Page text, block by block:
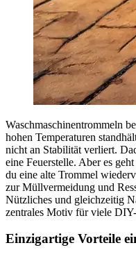
Waschmaschinentrommeln
hohen Temperaturen
nicht an Stabilität verliert.
eine Feuerstelle. Aber es
du eine alte Trommel
zur Müllvermeidung und
Nützliches und gleichzeitig
zentrales Motiv für viele
Einzigartige Vorteile